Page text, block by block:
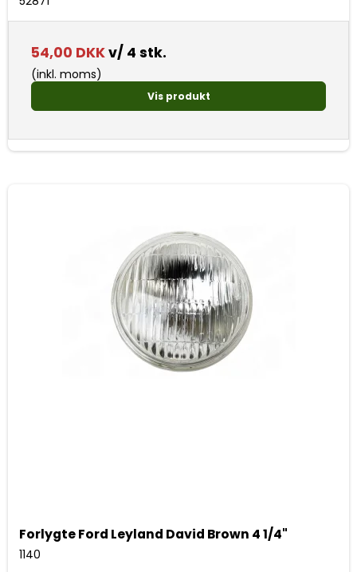
54,00 DKKv/ 4 stk.
(inkl. moms)
Vis produkt
Forlygte Ford Leyland David Brown 4 1/4"
1140